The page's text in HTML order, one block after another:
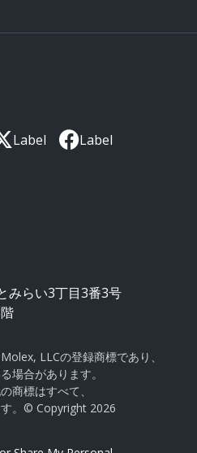
Label Label
みらい3丁目3番3号
LLCの登録商標であり、
場合があります。
商標はすべて、
。© Copyright 2026